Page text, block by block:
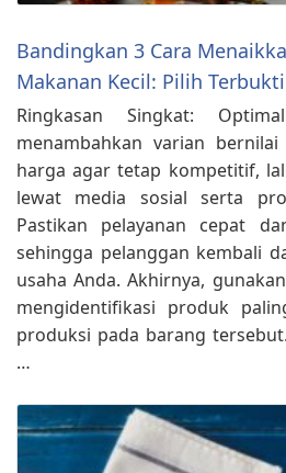
Bandingkan 3 Cara
Makanan Kecil: Pilih Terbukti
Ringkasan Singkat:
menambahkan varian
harga agar tetap kompetitif,
lewat media sosial serta
Pastikan pelayanan cepat
sehingga pelanggan kembali
usaha Anda. Akhirnya,
mengidentifikasi produk
produksi pada barang
…